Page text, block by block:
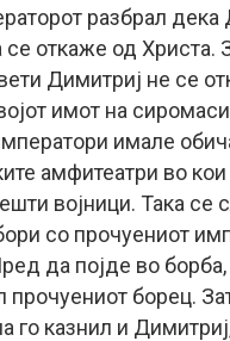
разбрал дека
откаже од Христа.
Димитриј не се
имот на
имале
амфитеатри во
војници. Така
со прочуениот
да појде во
прочуениот борец.
го казнил и